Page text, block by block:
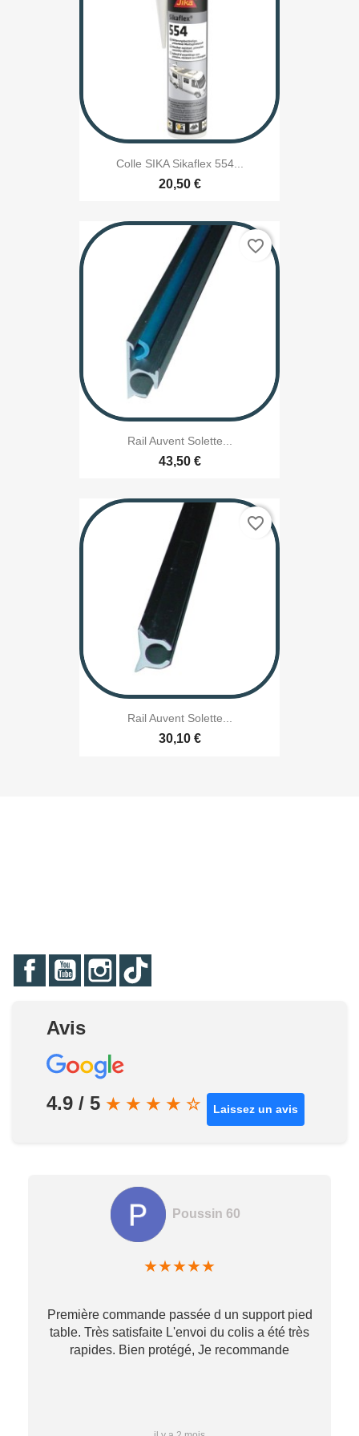
Colle SIKA Sikaflex 554...
20,50 €
Rail Auvent Solette...
43,50 €
favorite_border
Rail Auvent Solette...
30,10 €
favorite_border
FacebookYouTubeInstagram
Avis
4.9 / 5 ★ ★ ★ ★ ☆ Laissez un avis
Poussin 60
★★★★★
Première commande passée d un support pied
table. Très satisfaite L'envoi du colis a été très
rapides. Bien protégé, Je recommande